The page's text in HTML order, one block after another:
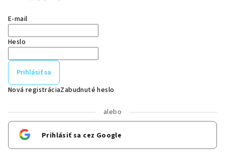
E-mail
Heslo
Prihlásiť sa
Nová registráciaZabudnuté heslo
alebo
Prihlásiť sa cez Google